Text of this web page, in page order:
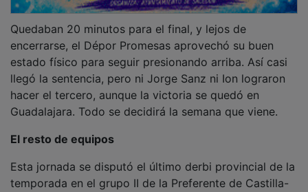
Quedaban 20 minutos para el final, y lejos de
encerrarse, el Dépor Promesas aprovechó su buen
estado físico para seguir presionando arriba. Así casi
llegó la sentencia, pero ni Jorge Sanz ni Ion lograron
hacer el tercero, aunque la victoria se quedó en
Guadalajara. Todo se decidirá la semana que viene.
El resto de equipos
Esta jornada se disputó el último derbi provincial de la
temporada en el grupo II de la Preferente de Castilla-